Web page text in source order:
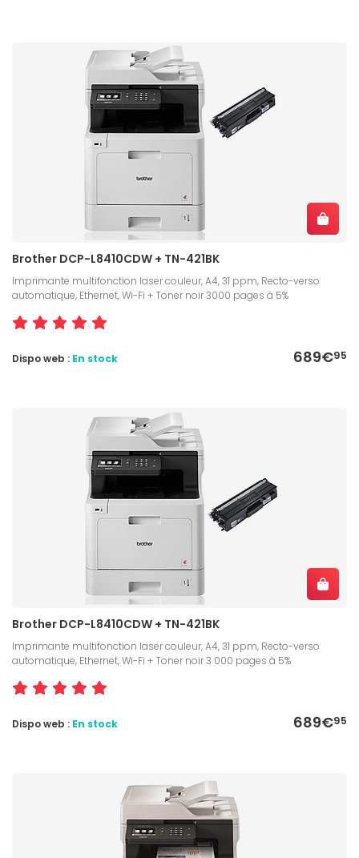
Brother DCP-L8410CDW + TN-421BK
Imprimante multifonction laser couleur, A4, 31 ppm, Recto-verso
automatique, Ethernet, Wi-Fi + Toner noir 3000 pages à 5%
689€95
Dispo web : En stock
Brother DCP-L8410CDW + TN-421BK
Imprimante multifonction laser couleur, A4, 31 ppm, Recto-verso
automatique, Ethernet, Wi-Fi + Toner noir 3 000 pages à 5%
689€95
Dispo web : En stock